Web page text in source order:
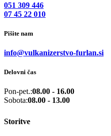
051 309 446
07 45 22 010
Pišite nam
info@vulkanizerstvo-furlan.si
Delovni čas
Pon-pet.:08.00 - 16.00
Sobota:08.00 - 13.00
Storitve